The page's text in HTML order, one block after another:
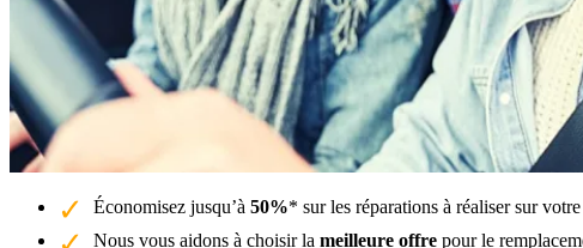
Économisez jusqu’à 50%* sur les réparations à réaliser sur
Nous vous aidons à choisir la meilleure offre pour le